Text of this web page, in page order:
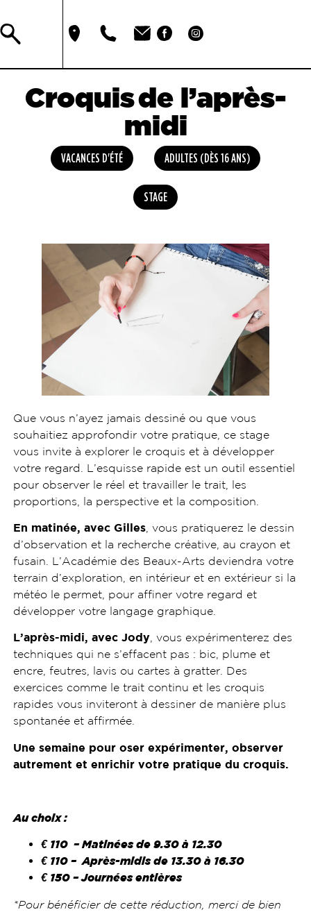
Croquis de l’après-
midi
VACANCES D'ÉTÉ ADULTES (DÈS 16 ANS)
STAGE
Que vous n’ayez jamais dessiné ou que vous
souhaitiez approfondir votre pratique, ce stage
vous invite à explorer le croquis et à développer
votre regard. L’esquisse rapide est un outil essentiel
pour observer le réel et travailler le trait, les
proportions, la perspective et la composition.
En matinée, avec Gilles, vous pratiquerez le dessin
d’observation et la recherche créative, au crayon et
fusain. L’Académie des Beaux-Arts deviendra votre
terrain d’exploration, en intérieur et en extérieur si la
météo le permet, pour affiner votre regard et
développer votre langage graphique.
L’après-midi, avec Jody , vous expérimenterez des
techniques qui ne s’effacent pas : bic, plume et
encre, feutres, lavis ou cartes à gratter. Des
exercices comme le trait continu et les croquis
rapides vous inviteront à dessiner de manière plus
spontanée et affirmée.
Une semaine pour oser expérimenter, observer
autrement et enrichir votre pratique du croquis.
Au choix :
€ 110 – Matinées de 9.30 à 12.30
€ 110 – Après-midis de 13.30 à 16.30
€ 150 – Journées entières
*Pour bénéficier de cette réduction, merci de bien